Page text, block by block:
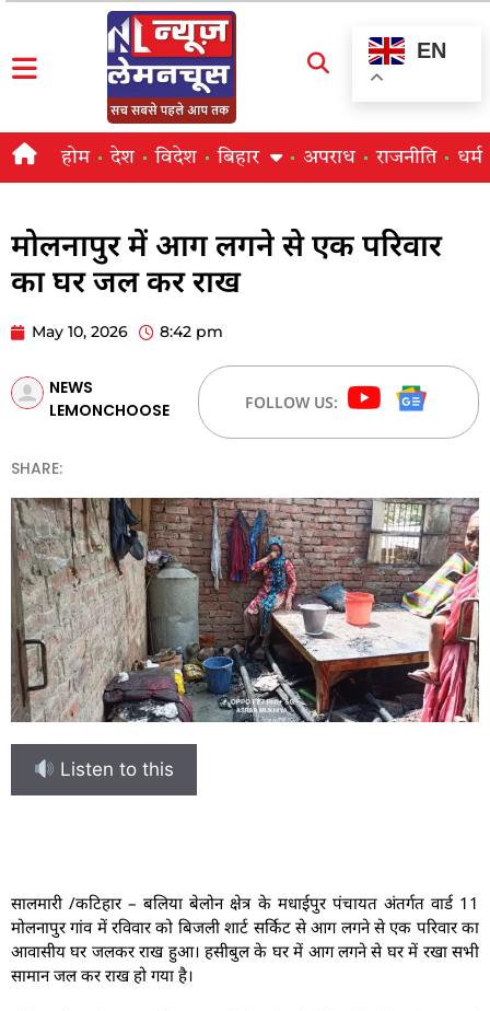
EN
होम देश विदेश बिहार अपराध राजनीति धर्म
मोलनापुर में आग लगने से एक परिवार
का घर जल कर राख
May 10, 2026 8:42 pm
NEWS
LEMONCHOOSE
FOLLOW US:
SHARE:
Listen to this
सालमारी /कटिहार – बलिया बेलोन क्षेत्र के मधाईपुर पंचायत अंतर्गत वार्ड 11
मोलनापुर गांव में रविवार को बिजली शार्ट सर्किट से आग लगने से एक परिवार का
आवासीय घर जलकर राख हुआ। हसीबुल के घर में आग लगने से घर में रखा सभी
सामान जल कर राख हो गया है।